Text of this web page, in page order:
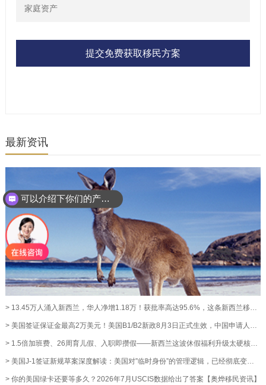
提交免费获取移民方案
最新资讯
> 13.45万人涌入新西兰，华人净增1.18万！获批率高达95.6%，这条新西兰移民通道藏不住了！【奥烨移民资讯】
> 美国签证保证金最高2万美元！美国B1/B2新政8月3日正式生效，中国申请人暂不受影响【奥烨移民资讯】
> 1.5倍加班费、26周育儿假、入职即攒假——新西兰这波休假福利升级太硬核！【奥烨移民资讯】
> 美国J-1签证新规草案深度解读：美国对”临时身份”的管理逻辑，已经彻底变了【澳洲移民资讯】
> 你的美国绿卡还要等多久？2026年7月USCIS数据给出了答案【奥烨移民资讯】
可以介绍下你们的产品么？